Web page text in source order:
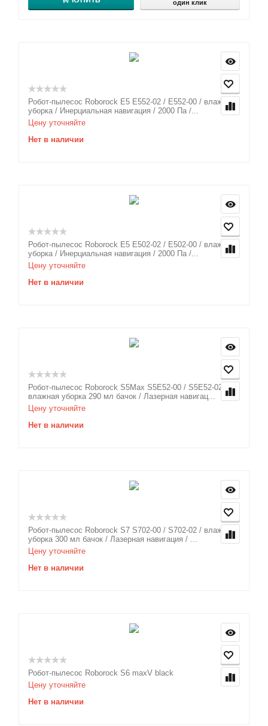
один клик
Робот-пылесос Roborock E5 E552-02 / E552-00 / влажная
уборка / Инерциальная навигация / 2000 Па /...
Цену уточняйте
Нет в наличии
Робот-пылесос Roborock E5 E502-02 / E502-00 / влажная
уборка / Инерциальная навигация / 2000 Па /...
Цену уточняйте
Нет в наличии
Робот-пылесос Roborock S5Max S5E52-00 / S5E52-02 /
влажная уборка 290 мл бачок / Лазерная навигац...
Цену уточняйте
Нет в наличии
Робот-пылесос Roborock S7 S702-00 / S702-02 / влажная
уборка 300 мл бачок / Лазерная навигация / ...
Цену уточняйте
Нет в наличии
Робот-пылесос Roborock S6 maxV black
Цену уточняйте
Нет в наличии